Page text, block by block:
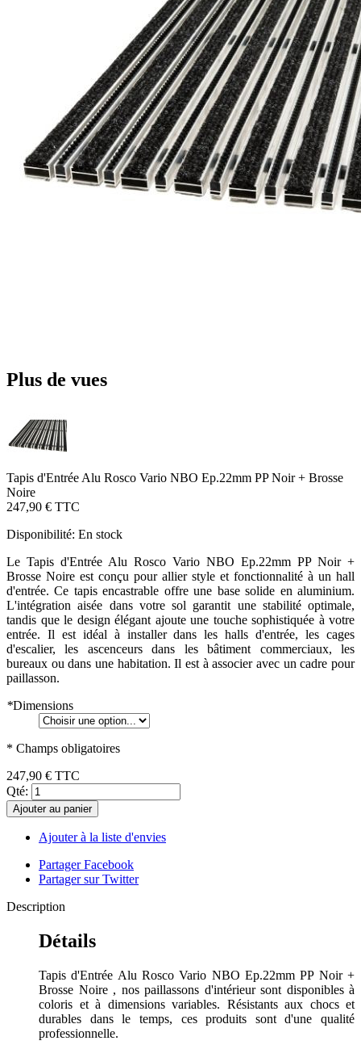
Plus de vues
Tapis d'Entrée Alu Rosco Vario NBO Ep.22mm PP Noir + Brosse
Noire
247,90 € TTC
Disponibilité: En stock
Le Tapis d'Entrée Alu Rosco Vario NBO Ep.22mm PP Noir +
Brosse Noire est conçu pour allier style et fonctionnalité à un hall
d'entrée. Ce tapis encastrable offre une base solide en aluminium.
L'intégration aisée dans votre sol garantit une stabilité optimale,
tandis que le design élégant ajoute une touche sophistiquée à votre
entrée. Il est idéal à installer dans les halls d'entrée, les cages
d'escalier, les ascenceurs dans les bâtiment commerciaux, les
bureaux ou dans une habitation. Il est à associer avec un cadre pour
paillasson.
*Dimensions
* Champs obligatoires
247,90 € TTC
Qté:
Ajouter au panier
Ajouter à la liste d'envies
Partager Facebook
Partager sur Twitter
Description
Détails
Tapis d'Entrée Alu Rosco Vario NBO Ep.22mm PP Noir +
Brosse Noire , nos paillassons d'intérieur sont disponibles à
coloris et à dimensions variables. Résistants aux chocs et
durables dans le temps, ces produits sont d'une qualité
professionnelle.